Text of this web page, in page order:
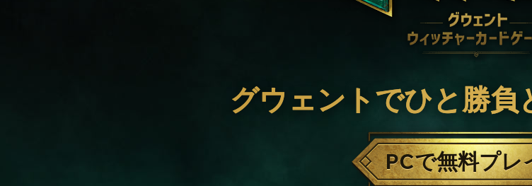
グウェントでひと勝負
PCで無料プレ